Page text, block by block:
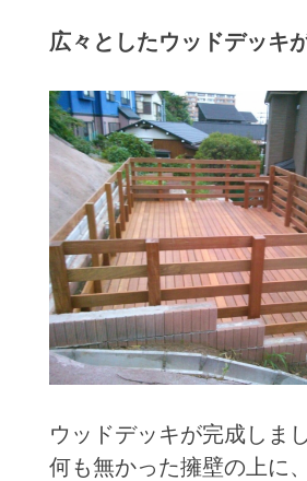
広々としたウッドデッキ
ウッドデッキが完成しまし
何も無かった擁壁の上に